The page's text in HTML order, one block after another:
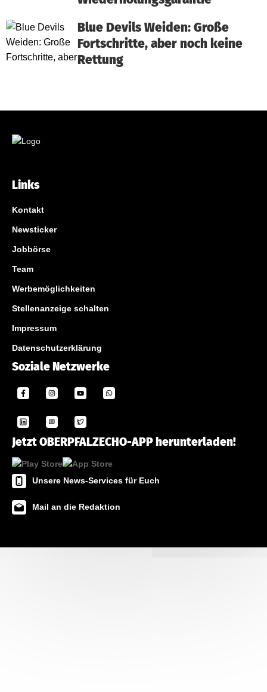
Blue Devils Weiden: Große
Fortschritte, aber noch keine
Rettung
Links
Kontakt
Newsticker
Jobbörse
Team
Werbemöglichkeiten
Stellenanzeige schalten
Impressum
Datenschutzerklärung
Soziale Netzwerke
Jetzt OBERPFALZECHO-APP herunterladen!
Unsere News-Services für Euch
Mail an die Redaktion